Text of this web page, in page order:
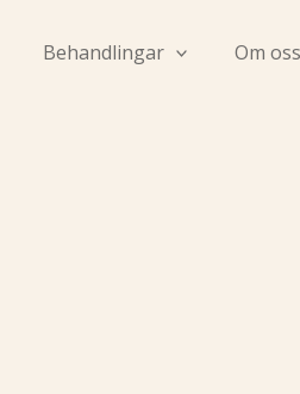
Behandlingar Om oss